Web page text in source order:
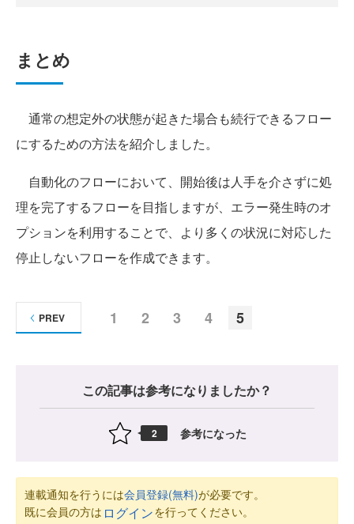
まとめ
通常の想定外の状態が起きた場合も続行できるフロー
にするための方法を紹介しました。
自動化のフローにおいて、開始後は人手を介さずに処
理を完了するフローを目指しますが、エラー発生時のオ
プションを利用することで、より多くの状況に対応した
停止しないフローを作成できます。
1 2 3 4 5
PREV
この記事は参考になりましたか？
2 参考になった
連載通知を行うには会員登録(無料)が必要です。
既に会員の方は ログインを行ってください。